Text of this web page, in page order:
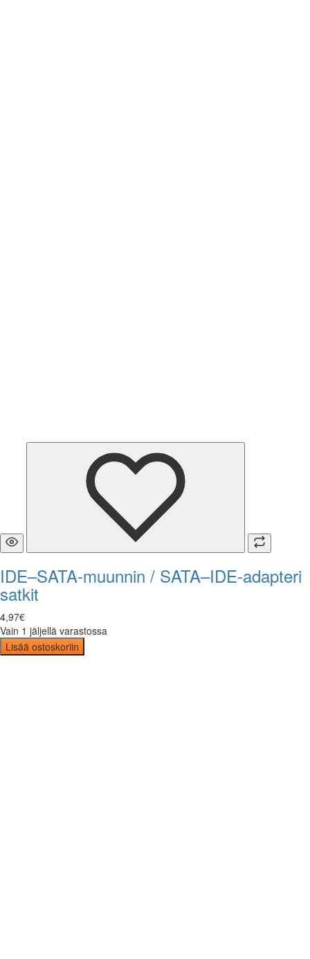
IDE–SATA-muunnin / SATA–IDE-adapteri
satkit
4,97€
Vain 1 jäljellä varastossa
Lisää ostoskoriin